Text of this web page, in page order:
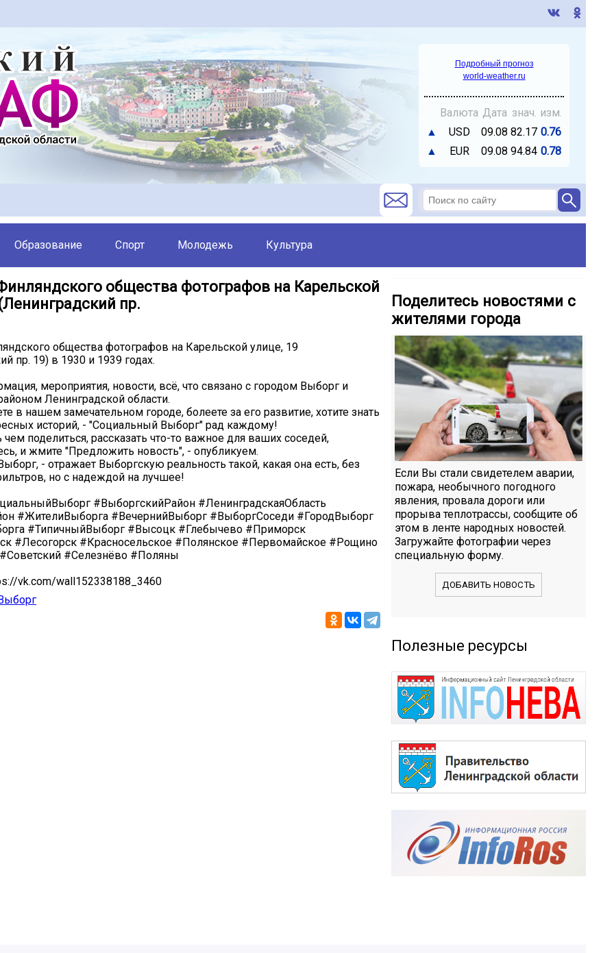
Подробный прогноз
world-weather.ru
Валюта Дата знач. изм.
▲
USD 09.08 82.17 0.76
▲
EUR 09.08 94.84 0.78
Образование Спорт Молодежь Культура
общества фотографов на Карельской
пр.
общества фотографов на Карельской улице, 19
пр. 19) в 1930 и 1939 годах.
мероприятия, новости, всё, что связано с городом Выборг и
Ленинградской области.
в нашем замечательном городе, болеете за его развитие, хотите знать
историй, - "Социальный Выборг" рад каждому!
чем поделиться, рассказать что-то важное для ваших соседей,
и жмите "Предложить новость", - опубликуем.
- отражает Выборгскую реальность такой, какая она есть, без
но с надеждой на лучшее!
#ВыборгскийРайон #ЛенинградскаяОбласть
#ЖителиВыборга #ВечернийВыборг #ВыборгСоседи #ГородВыборг
#ТипичныйВыборг #Высоцк #Глебычево #Приморск
#Лесогорск #Красносельское #Полянское #Первомайское #Рощино
#Селезнёво #Поляны
vk.com/wall152338188_3460
Поделитесь новостями с
жителями города
Если Вы стали свидетелем аварии,
пожара, необычного погодного
явления, провала дороги или
прорыва теплотрассы, сообщите об
этом в ленте народных новостей.
Загружайте фотографии через
специальную форму.
ДОБАВИТЬ НОВОСТЬ
Полезные ресурсы